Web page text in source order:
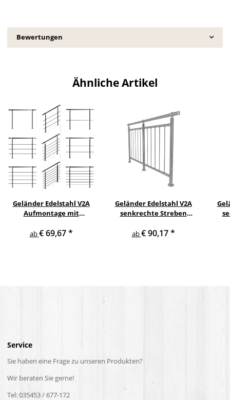
Bewertungen
Ähnliche Artikel
Geländer Edelstahl V2A
Aufmontage mit
Querstreben
ab€ 69,67*
Geländer Edelstahl V2A
senkrechte Streben
ab€ 90,17*
Service
Sie haben eine Frage zu unseren Produkten?
Wir beraten Sie gerne!
Tel: 035453 / 677-172